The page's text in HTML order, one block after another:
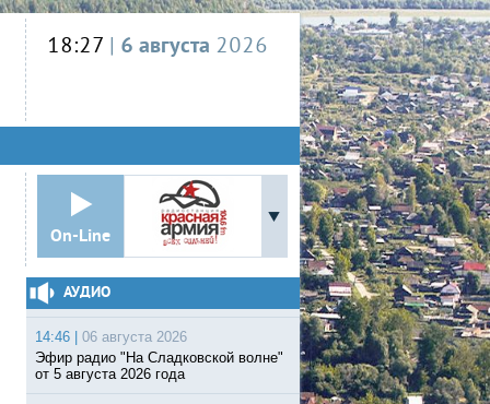
18:27 | 6 августа 2026
On-Line
АУДИО
14:46 |
06 августа 2026
Эфир радио "На Сладковской волне"
от 5 августа 2026 года